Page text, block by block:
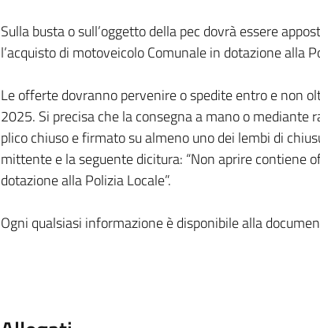
Sulla busta o sull’oggetto della pec dovrà essere
l’acquisto di motoveicolo Comunale in dotazione alla
Le offerte dovranno pervenire o spedite entro e non
2025. Si precisa che la consegna a mano o mediante
plico chiuso e firmato su almeno uno dei lembi di
mittente e la seguente dicitura: “Non aprire contiene
dotazione alla Polizia Locale”.
Ogni qualsiasi informazione è disponibile alla